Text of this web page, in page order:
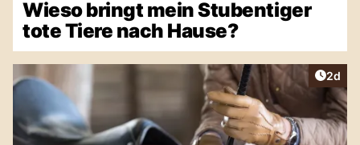
Wieso bringt mein Stubentiger
tote Tiere nach Hause?
2d